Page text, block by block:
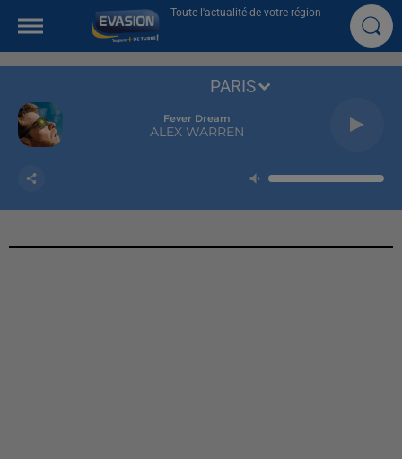
Toute l'actualité de votre région
Fever Dream
ALEX WARREN
PARIS